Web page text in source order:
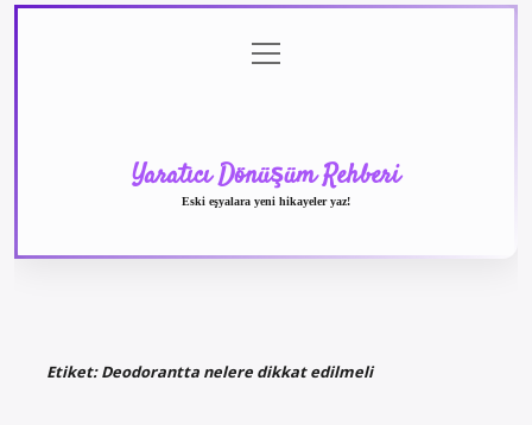
menüyü
aç
Yaratıcı Dönüşüm Rehberi
Eski eşyalara yeni hikayeler yaz!
Etiket:Deodorantta nelere dikkat edilmeli